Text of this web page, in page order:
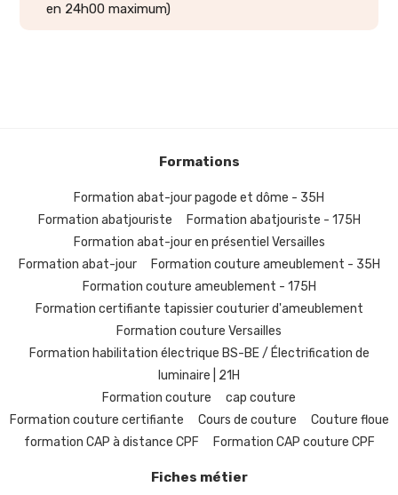
en 24h00 maximum)
Formations
Formation abat-jour pagode et dôme - 35H
Formation abatjouriste
Formation abatjouriste - 175H
Formation abat-jour en présentiel Versailles
Formation abat-jour
Formation couture ameublement - 35H
Formation couture ameublement - 175H
Formation certifiante tapissier couturier d'ameublement
Formation couture Versailles
Formation habilitation électrique BS-BE / Électrification de
luminaire | 21H
Formation couture
cap couture
Formation couture certifiante
Cours de couture
Couture floue
formation CAP à distance CPF
Formation CAP couture CPF
Fiches métier